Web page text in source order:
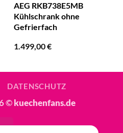
AEG RKB738E5MB
Kühlschrank ohne
Gefrierfach
1.499,00€
DATENSCHUTZ
©kuechenfans.de